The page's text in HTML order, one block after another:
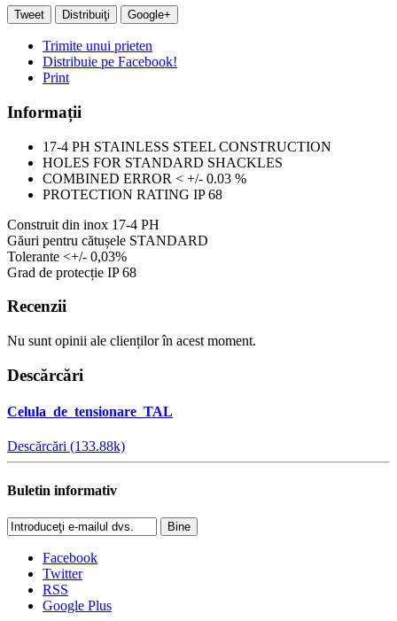
Tweet Distribuiţi Google+
Trimite unui prieten
Distribuie pe Facebook!
Print
Informații
17-4 PH STAINLESS STEEL CONSTRUCTION
HOLES FOR STANDARD SHACKLES
COMBINED ERROR < +/- 0.03 %
PROTECTION RATING IP 68
Construit din inox 17-4 PH
Găuri pentru cătușele STANDARD
Tolerante <+/- 0,03%
Grad de protecție IP 68
Recenzii
Nu sunt opinii ale clienților în acest moment.
Descărcări
Celula_de_tensionare_TAL
Descărcări (133.88k)
Buletin informativ
Bine
Facebook
Twitter
RSS
Google Plus